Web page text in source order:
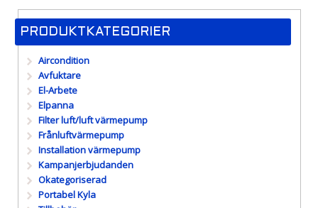
PRODUKTKATEGORIER
Aircondition
Avfuktare
El-Arbete
Elpanna
Filter luft/luft värmepump
Frånluftvärmepump
Installation värmepump
Kampanjerbjudanden
Okategoriserad
Portabel Kyla